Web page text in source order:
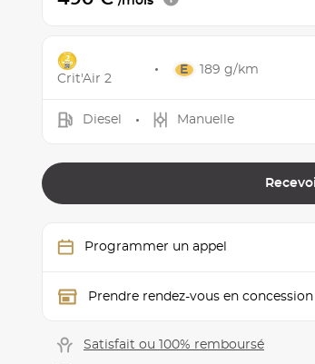
Crit'Air 2
189 g/km
Diesel Manuelle
Programmer un appel
Prendre rendez-vous en concession
Satisfait ou 100% remboursé